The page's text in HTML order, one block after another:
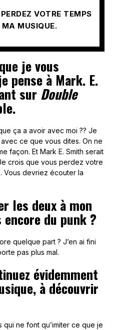
VOTRE TEMPS
MA MUSIQUE.
je vous
pense à Mark. E.
sur Double
ça a avoir avec moi ?? Je
ce que vous dites. On ne
façon. Et Mark E. Smith serait
crois que vous perdez votre
Vous devriez écouter la
les deux à mon
encore du punk ?
quelque part ? J’en ai fini
pas plus mal.
évidemment
à découvrir
qui ne font qu’imiter ce que je